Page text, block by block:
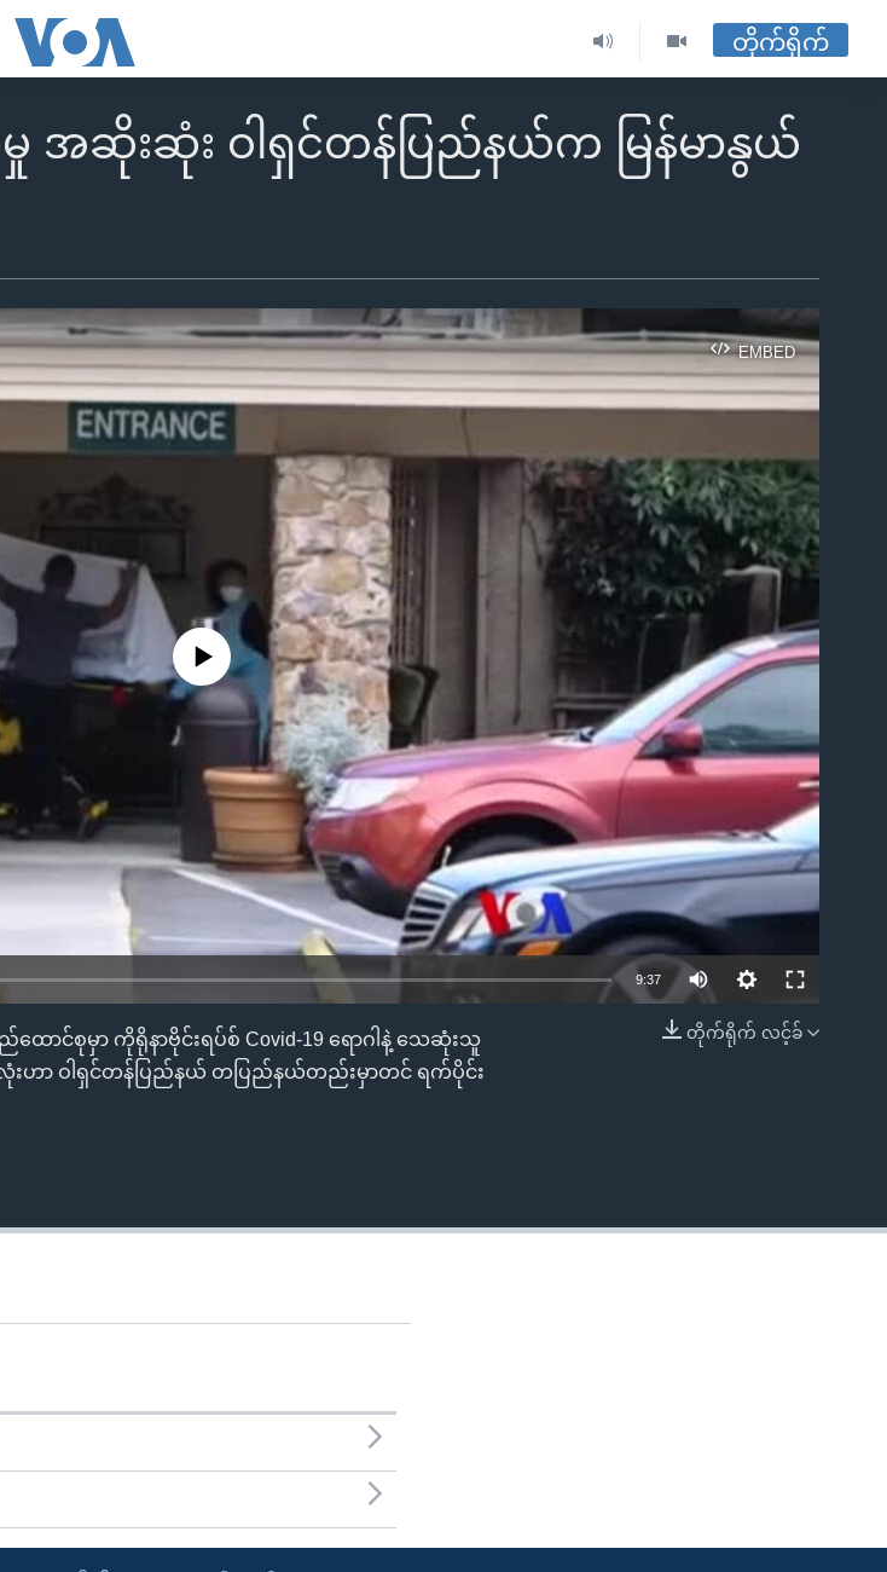
တိုက်ရိုက်
အဆိုးဆုံး ဝါရှင်တန်ပြည်နယ်က မြန်မာနွယ်
EMBED
EMBED
No media source currently available
9:37
တိုက်ရိုက် လင့်ခ်
င်စုမှာ ကိုရိုနာဗိုင်းရပ်စ် Covid-19 ရောဂါနဲ့ သေဆုံးသူ
လုံးဟာ ဝါရှင်တန်ပြည်နယ် တပြည်နယ်တည်းမှာတင် ရက်ပိုင်း